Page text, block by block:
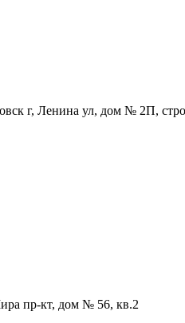
г, Ленина ул, дом № 2П,
пр-кт, дом № 56, кв.2